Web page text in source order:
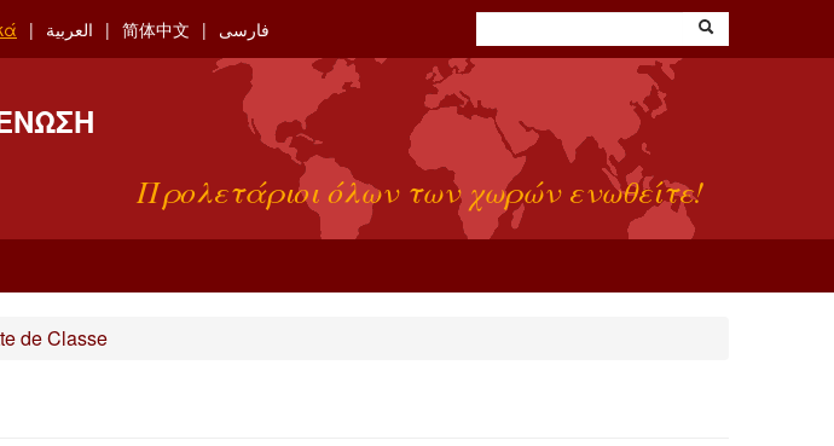
العربية 简体中文 فارسی
Προλετάριοι όλων των χωρών ενωθείτε!
de Classe